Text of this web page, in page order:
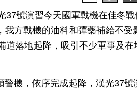
37號演習今天國軍戰機在佳冬戰
方戰機的油料和彈藥補給不受
道落地起降，吸引不少軍事及在
機，依序完成起降，漢光37號